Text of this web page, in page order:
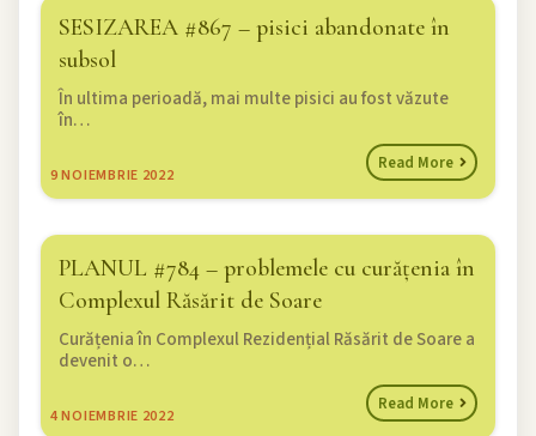
SESIZAREA #867 – pisici abandonate în
subsol
9 NOIEMBRIE 2022
În ultima perioadă, mai multe pisici au fost văzute
în…
Read More
PLANUL #784 – problemele cu curățenia în
Complexul Răsărit de Soare
4 NOIEMBRIE 2022
Curățenia în Complexul Rezidențial Răsărit de Soare a
devenit o…
Read More